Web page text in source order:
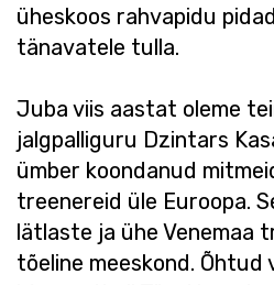
üheskoos rahvapidu
tänavatele tulla.
Juba viis aastat oleme
jalgpalliguru Dzintars
ümber koondanud
treenereid üle Euroopa.
lätlaste ja ühe Venemaa
tõeline meeskond. Õhtud